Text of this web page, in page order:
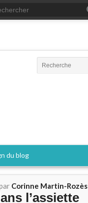
du blog
Corinne Martin-Rozès
l’assiette